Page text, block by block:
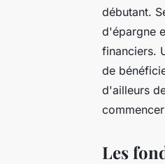
débutant.
d'épargne
financiers.
de
d'ailleurs
Les